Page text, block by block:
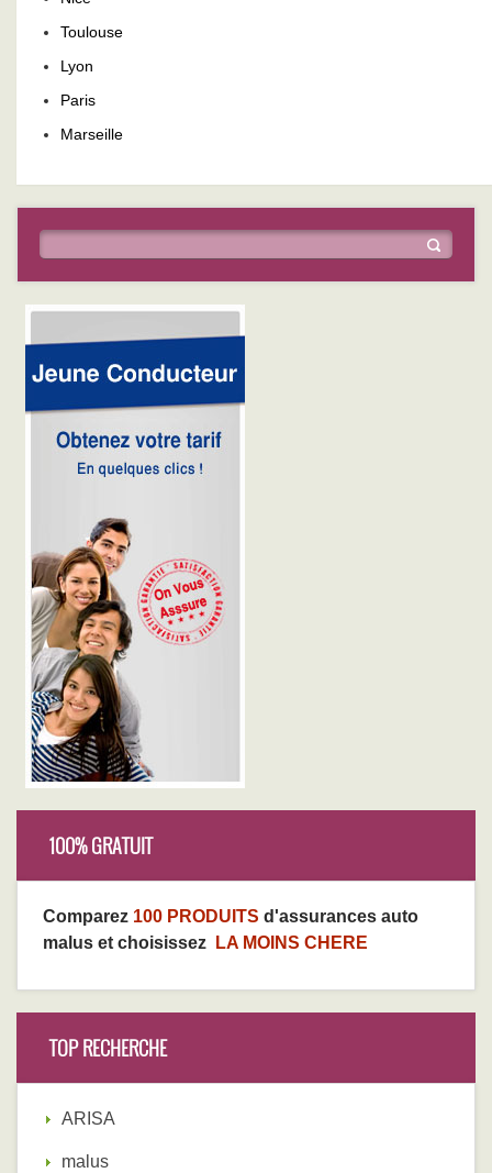
Toulouse
Lyon
Paris
Marseille
100% GRATUIT
Comparez 100 PRODUITS d'assurances auto
malus et choisissez
LA MOINS CHERE
TOP RECHERCHE
ARISA
malus